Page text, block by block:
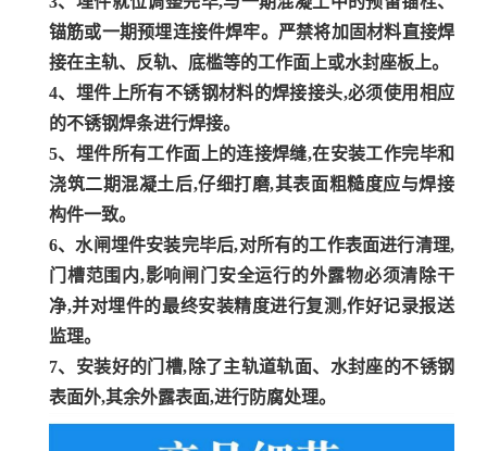
锚筋或一期预埋连接件焊牢。严禁将加固材料直接焊
接在主轨、反轨、底槛等的工作面上或水封座板上。
4、埋件上所有不锈钢材料的焊接接头,必须使用相应
的不锈钢焊条进行焊接。
5、埋件所有工作面上的连接焊缝,在安装工作完毕和
浇筑二期混凝土后,仔细打磨,其表面粗糙度应与焊接
构件一致。
6、水闸埋件安装完毕后,对所有的工作表面进行清理,
门槽范围内,影响闸门安全运行的外露物必须清除干
净,并对埋件的最终安装精度进行复测,作好记录报送
监理。
7、安装好的门槽,除了主轨道轨面、水封座的不锈钢
表面外,其余外露表面,进行防腐处理。